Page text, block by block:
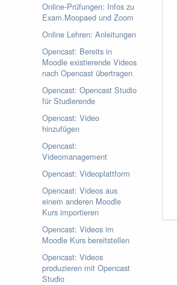
Online-Prüfungen: Infos zu
Exam.Moopaed und Zoom
Online Lehren: Anleitungen
Opencast: Bereits in
Moodle existierende Videos
nach Opencast übertragen
Opencast: Opencast Studio
für Studierende
Opencast: Video
hinzufügen
Opencast:
Videomanagement
Opencast: Videoplattform
Opencast: Videos aus
einem anderen Moodle
Kurs importieren
Opencast: Videos im
Moodle Kurs bereitstellen
Opencast: Videos
produzieren mit Opencast
Studio